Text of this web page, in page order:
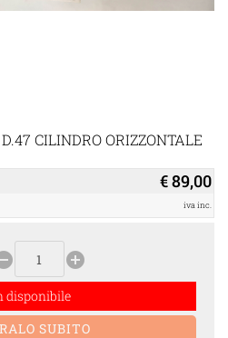
CILINDRO ORIZZONTALE
€ 89,00
iva inc.
add_circle
disponibile